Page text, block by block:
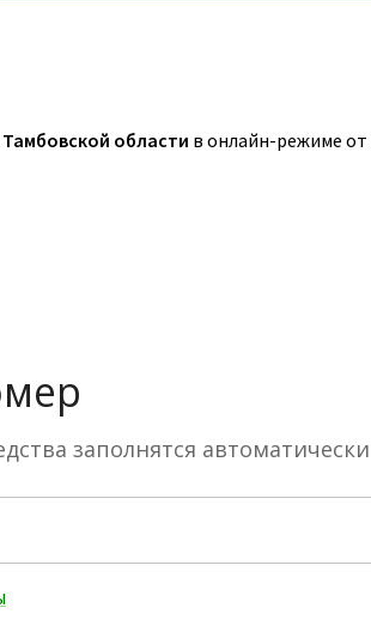
Тамбовской области в онлайн-режиме от